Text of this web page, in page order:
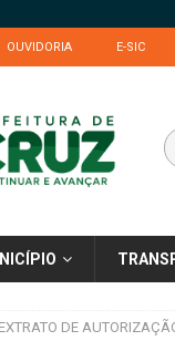
OUVIDORIA E-SIC
EXTRATO DE